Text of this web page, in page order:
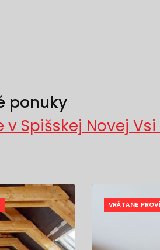
ponuky
Spišskej Novej
VRÁTANE